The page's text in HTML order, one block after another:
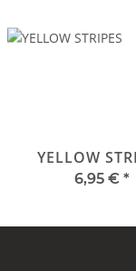
YELLOW
6,95 € *